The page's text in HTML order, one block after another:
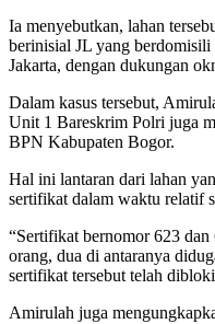
Ia menyebutkan, lahan
berinisial JL yang
Jakarta, dengan dukungan
Dalam kasus tersebut,
Unit 1 Bareskrim Polri juga
BPN Kabupaten Bogor.
Hal ini lantaran dari lahan
sertifikat dalam waktu relatif
“Sertifikat bernomor 623 dan
orang, dua di antaranya
sertifikat tersebut telah
Amirulah juga